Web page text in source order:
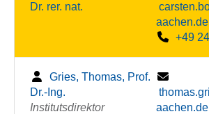
Dr. rer. nat.
aachen.de
+49
Gries, Thomas, Prof.
Dr.-Ing.
Institutsdirektor
aachen.de